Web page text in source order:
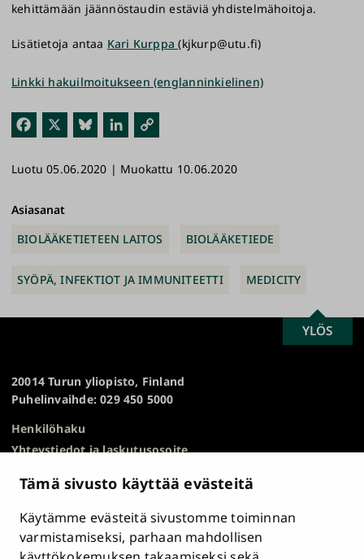
Tämä sivusto käyttää evästeitä
Käytämme evästeitä sivustomme toiminnan
varmistamiseksi, parhaan mahdollisen
Fac
ok
Blu
y
Link
n
link
kehittämään jäännöstaudin estäviä yhdistelmähoitoja.
Lisätietoja antaa Kari Kurppa(kjkurp@utu.fi)
Linkki hakuilmoitukseen (englanninkielinen)
Luotu 05.06.2020 | Muokattu 10.06.2020
Asiasanat
BIOLÄÄKETIETEEN LAITOS
BIOLÄÄKETIEDE
SYÖPÄ, INFEKTIOT JA IMMUNITEETTI MEDICITY
20014 Turun yliopisto, Finland
Puhelinvaihde: 029 450 5000
Henkilöhaku
Yhteystiedot ja laskutusosoite
HR Excellence in Research
Tietosuojailmoitus
Asiakirjajulkisuuskuvaus ja tietopyynnöt
SCROLL
TO
YLÖS